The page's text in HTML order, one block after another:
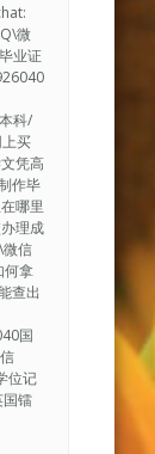
微
业证
科/
买
凭高
作毕
哪里
理成
信
何拿
查出
国
位记
镭